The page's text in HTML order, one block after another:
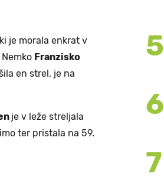
ki je morala enkrat v
Franzisko
en strel, je na
je v leže streljala
ter pristala na 59.
5
6
7